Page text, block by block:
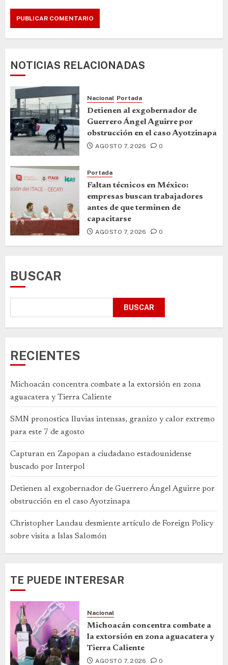
NOTICIAS RELACIONADAS
Nacional Portada
Detienen al exgobernador de
Guerrero Ángel Aguirre por
obstrucción en el caso Ayotzinapa
AGOSTO 7, 2026 0
Portada
Faltan técnicos en México:
empresas buscan trabajadores
antes de que terminen de
capacitarse
AGOSTO 7, 2026 0
BUSCAR
BUSCAR
RECIENTES
Michoacán concentra combate a la extorsión en zona
aguacatera y Tierra Caliente
SMN pronostica lluvias intensas, granizo y calor extremo
para este 7 de agosto
Capturan en Zapopan a ciudadano estadounidense
buscado por Interpol
Detienen al exgobernador de Guerrero Ángel Aguirre por
obstrucción en el caso Ayotzinapa
Christopher Landau desmiente artículo de Foreign Policy
sobre visita a Islas Salomón
TE PUEDE INTERESAR
Nacional
Michoacán concentra combate a
la extorsión en zona aguacatera y
Tierra Caliente
AGOSTO 7, 2026 0